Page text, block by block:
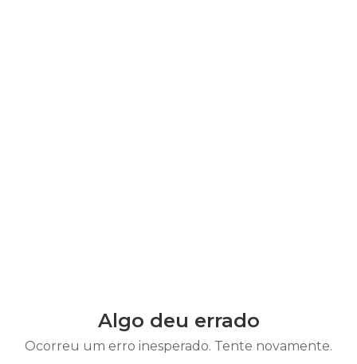
Algo deu errado
Ocorreu um erro inesperado. Tente novamente.